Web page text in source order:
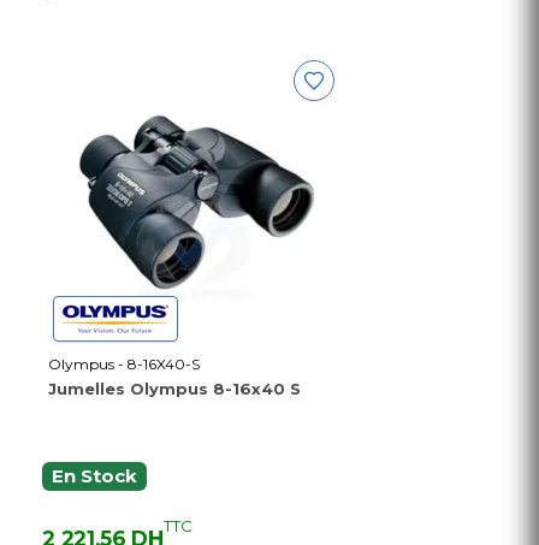
Olympus - 8-16X40-S
Jumelles Olympus 8-16x40 S
En Stock
2 221,56 DHTTC